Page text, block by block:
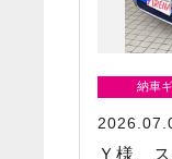
納車
Ｙ様、